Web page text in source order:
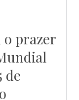
o prazer
de